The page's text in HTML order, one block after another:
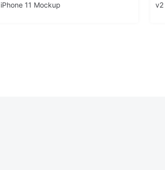
iPhone 11 Mockup
v2